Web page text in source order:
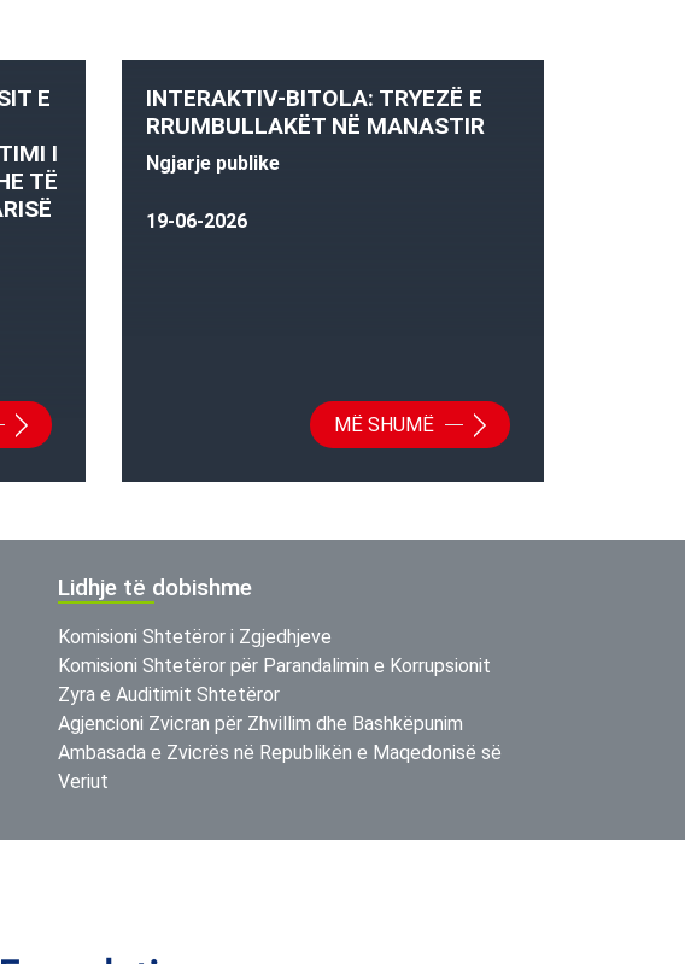
E
I
TË
INTERAKTIV-BITOLA: TRYEZË E
RRUMBULLAKËT NË MANASTIR
Ngjarje publike
19-06-2026
MË SHUMË
Lidhje të dobishme
Komisioni Shtetëror i Zgjedhjeve
Komisioni Shtetëror për Parandalimin e Korrupsionit
Zyra e Auditimit Shtetëror
Agjencioni Zvicran për Zhvillim dhe Bashkëpunim
Ambasada e Zvicrës në Republikën e Maqedonisë së
Veriut